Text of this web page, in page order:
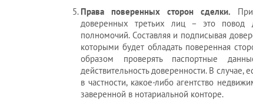
Права поверенных сторон сделки.
доверенных третьих лиц – это повод
полномочий. Составляя и подписывая
которыми будет обладать поверенная
образом проверять паспортные
действительность доверенности. В
в частности, какое-либо агентство
заверенной в нотариальной конторе.